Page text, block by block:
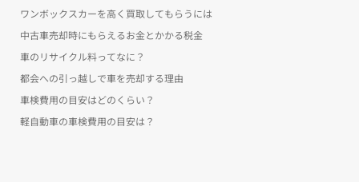
ワンボックスカーを高く買取してもらうには
中古車売却時にもらえるお金とかかる税金
車のリサイクル料ってなに？
都会への引っ越しで車を売却する理由
車検費用の目安はどのくらい？
軽自動車の車検費用の目安は？